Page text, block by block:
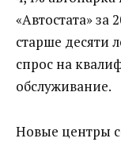
«Автостата»
старше десяти
спрос на
обслуживание.
Новые центры